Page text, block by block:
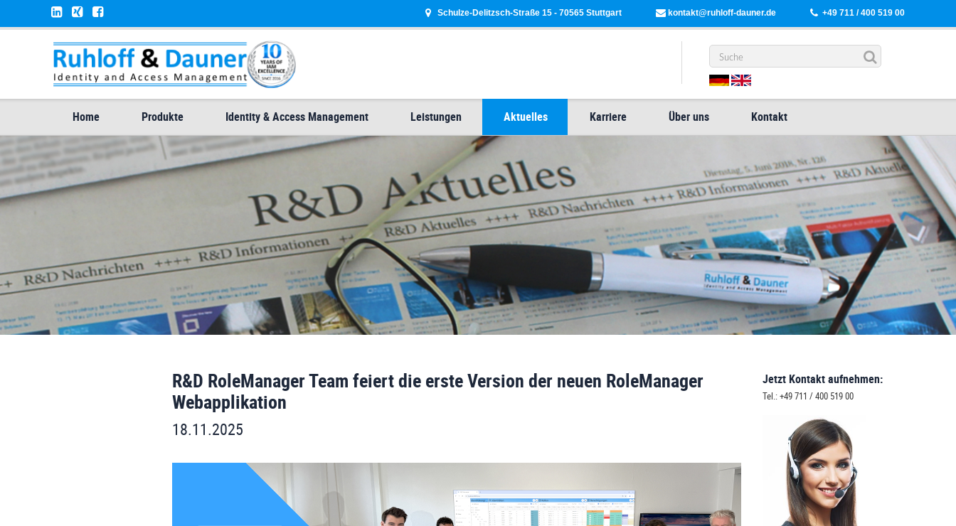
Schulze-Delitzsch-Straße 15 - 70565 Stuttgart kontakt@ruhloff-dauner.de +49 711 / 400 519 00
Home Produkte Identity & Access Management Leistungen Aktuelles Karriere Über uns Kontakt
R&D RoleManager Team feiert die erste Version der neuen RoleManager
Webapplikation
18.11.2025
Jetzt Kontakt aufnehmen:
Tel.: +49 711 / 400 519 00